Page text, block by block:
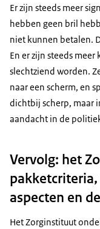
Er zijn steeds meer
hebben geen bril
niet kunnen betalen.
En er zijn steeds
slechtziend worden.
naar een scherm, en
dichtbij scherp, maar
aandacht in de
Vervolg: het
aspecten en
Het Zorginstituut